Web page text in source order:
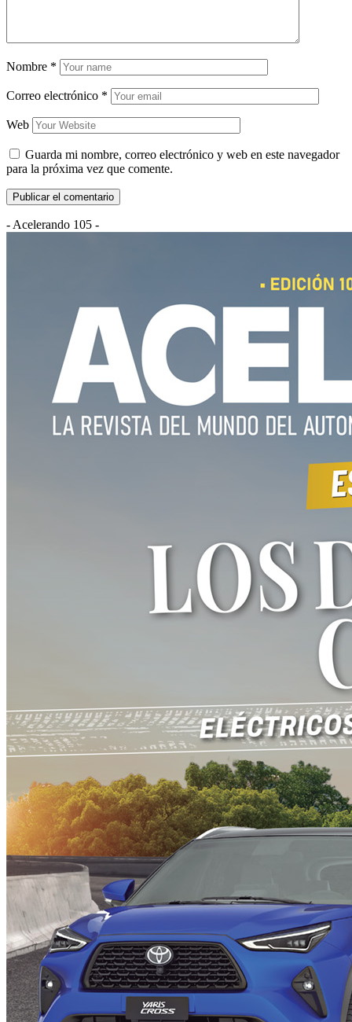
Nombre *
Correo electrónico *
Web
Guarda mi nombre, correo electrónico y web en este navegador
para la próxima vez que comente.
- Acelerando 105 -